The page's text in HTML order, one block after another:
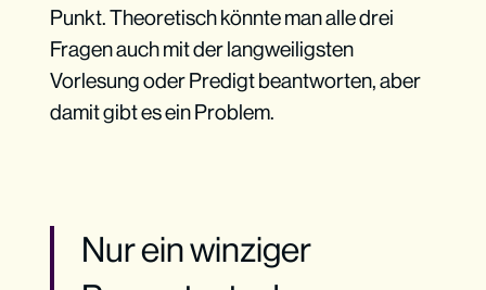
Punkt. Theoretisch könnte man alle drei
Fragen auch mit der langweiligsten
Vorlesung oder Predigt beantworten, aber
damit gibt es ein Problem.
Nur ein winziger